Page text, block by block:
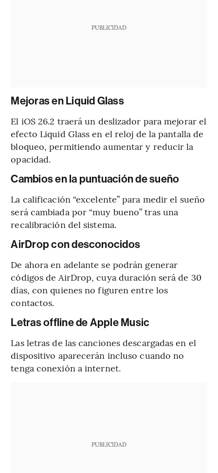
PUBLICIDAD
Mejoras en Liquid Glass
El iOS 26.2 traerá un deslizador para mejorar el
efecto Liquid Glass en el reloj de la pantalla de
bloqueo, permitiendo aumentar y reducir la
opacidad.
Cambios en la puntuación de sueño
La calificación “excelente” para medir el sueño
será cambiada por “muy bueno” tras una
recalibración del sistema.
AirDrop con desconocidos
De ahora en adelante se podrán generar
códigos de AirDrop, cuya duración será de 30
días, con quienes no figuren entre los
contactos.
Letras offline de Apple Music
Las letras de las canciones descargadas en el
dispositivo aparecerán incluso cuando no
tenga conexión a internet.
PUBLICIDAD